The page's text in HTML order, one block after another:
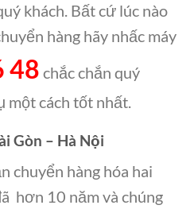
khách. Bất cứ lúc nào
hàng hãy nhấc máy
48 chắc chắn quý
một cách tốt nhất.
Gòn – Hà Nội
chuyển hàng hóa hai
hơn 10 năm và chúng